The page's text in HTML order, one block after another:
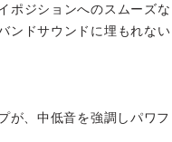
ポジションへのスムーズな
ンドサウンドに埋もれない
が、中低音を強調しパワフ